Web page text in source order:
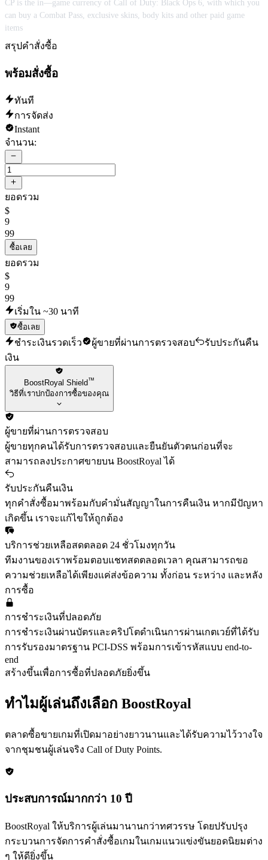
CP is the in—game currency of Call of Duty: Black Ops 6, with which you
can buy a Combat Pass, exclusive skins, body kits and other paid game
items
สรุปคำสั่งซื้อ
พร้อมสั่งซื้อ
ทันที
การจัดส่ง
Instant
จำนวน:
ยอดรวม
$
9
99
ซื้อเลย
ยอดรวม
$
9
99
เริ่มใน ~30 นาที
ซื้อเลย
ชำระเงินรวดเร็ว ผู้ขายที่ผ่านการตรวจสอบ
รับประกันคืน
เงิน
BoostRoyal Shield™
วิธีที่เราปกป้องการซื้อของคุณ
ผู้ขายที่ผ่านการตรวจสอบ
ผู้ขายทุกคนได้รับการตรวจสอบและยืนยันตัวตนก่อนที่จะ
สามารถลงประกาศขายบน BoostRoyal ได้
รับประกันคืนเงิน
ทุกคำสั่งซื้อมาพร้อมกับคำมั่นสัญญาในการคืนเงิน หากมีปัญหา
เกิดขึ้น เราจะแก้ไขให้ถูกต้อง
บริการช่วยเหลือสดตลอด 24 ชั่วโมงทุกวัน
ทีมงานของเราพร้อมตอบแชทสดตลอดเวลา คุณสามารถขอ
ความช่วยเหลือได้เพียงแค่ส่งข้อความ ทั้งก่อน ระหว่าง และหลัง
การซื้อ
การชำระเงินที่ปลอดภัย
การชำระเงินผ่านบัตรและคริปโตดำเนินการผ่านเกตเวย์ที่ได้รับ
การรับรองมาตรฐาน PCI-DSS พร้อมการเข้ารหัสแบบ end-to-
end
สร้างขึ้นเพื่อการซื้อที่ปลอดภัยยิ่งขึ้น
ทำไมผู้เล่นถึงเลือก BoostRoyal
ตลาดซื้อขายเกมที่เปิดมาอย่างยาวนานและได้รับความไว้วางใจ
จากชุมชนผู้เล่นจริง Call of Duty Points.
ประสบการณ์มากกว่า 10 ปี
BoostRoyal ให้บริการผู้เล่นมานานกว่าทศวรรษ โดยปรับปรุง
กระบวนการจัดการคำสั่งซื้อเกมในเกมแนวแข่งขันยอดนิยมต่าง
ๆ ให้ดียิ่งขึ้น